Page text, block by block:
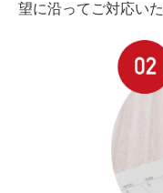
望に沿ってご対応いた